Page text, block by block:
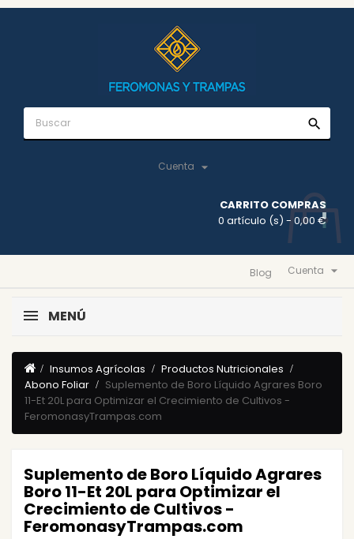
search
Cuenta 
CARRITO COMPRAS
0 artículo (s) - 0,00 €
Cuenta 
Blog
MENÚ
Insumos Agrícolas
Productos Nutricionales
Abono Foliar
Suplemento de Boro Líquido Agrares Boro
11-Et 20L para Optimizar el Crecimiento de Cultivos -
FeromonasyTrampas.com
Suplemento de Boro Líquido Agrares
Boro 11-Et 20L para Optimizar el
Crecimiento de Cultivos -
FeromonasyTrampas.com